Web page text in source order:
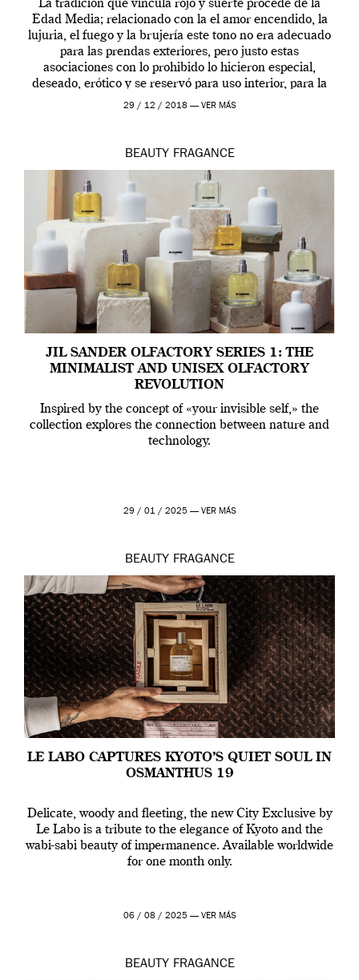
La tradición que vincula rojo y suerte procede de la
Edad Media; relacionado con la el amor encendido, la
lujuria, el fuego y la brujería este tono no era adecuado
para las prendas exteriores, pero justo estas
asociaciones con lo prohibido lo hicieron especial,
deseado, erótico y se reservó para uso interior, para la
ropa […]
29 / 12 / 2018 — VER MÁS
BEAUTY FRAGANCE
JIL SANDER OLFACTORY SERIES 1: THE
MINIMALIST AND UNISEX OLFACTORY
REVOLUTION
Inspired by the concept of «your invisible self,» the
collection explores the connection between nature and
technology.
29 / 01 / 2025 — VER MÁS
BEAUTY FRAGANCE
LE LABO CAPTURES KYOTO’S QUIET SOUL IN
OSMANTHUS 19
Delicate, woody and fleeting, the new City Exclusive by
Le Labo is a tribute to the elegance of Kyoto and the
wabi-sabi beauty of impermanence. Available worldwide
for one month only.
06 / 08 / 2025 — VER MÁS
BEAUTY FRAGANCE